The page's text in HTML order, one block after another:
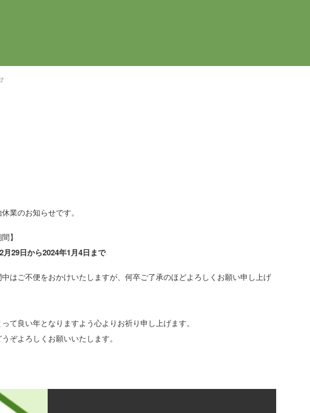
業のお知らせです。
】
月29日から2024年1月4日まで
はご不便をおかけいたしますが、何卒ご了承のほどよろしくお願い申し上げ
て良い年となりますよう心よりお祈り申し上げます。
ぞよろしくお願いいたします。